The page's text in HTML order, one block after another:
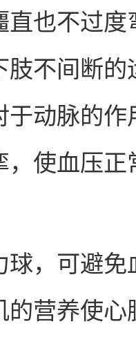
直也不过
肢不间断
于动脉的
，使血压
球，可避
的营养使